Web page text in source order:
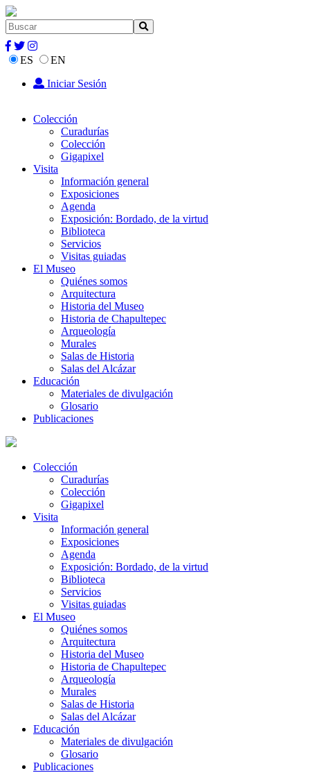
ES
EN
Iniciar Sesión
Colección
Curadurías
Colección
Gigapixel
Visita
Información general
Exposiciones
Agenda
Exposición: Bordado, de la virtud
Biblioteca
Servicios
Visitas guiadas
El Museo
Quiénes somos
Arquitectura
Historia del Museo
Historia de Chapultepec
Arqueología
Murales
Salas de Historia
Salas del Alcázar
Educación
Materiales de divulgación
Glosario
Publicaciones
Colección
Curadurías
Colección
Gigapixel
Visita
Información general
Exposiciones
Agenda
Exposición: Bordado, de la virtud
Biblioteca
Servicios
Visitas guiadas
El Museo
Quiénes somos
Arquitectura
Historia del Museo
Historia de Chapultepec
Arqueología
Murales
Salas de Historia
Salas del Alcázar
Educación
Materiales de divulgación
Glosario
Publicaciones